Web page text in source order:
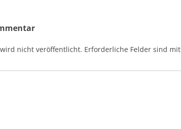
nicht veröffentlicht. Erforderliche Felder sind mit